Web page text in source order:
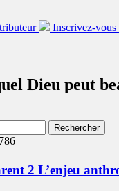
Inscrivez-vous
Dieu peut
2 L’enjeu